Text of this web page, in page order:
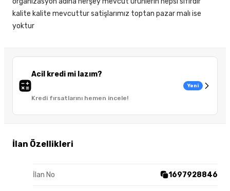
Acil kredi mi lazım?
Kredi fırsatlarını hemen incele!
Yeni
İlan Özellikleri
İlan No 1697928846
kalite kalite mevcuttur satişlarımız toptan pazar malı ise
yoktur